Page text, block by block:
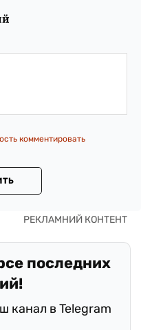
комментировать
последних
канал в Telegram